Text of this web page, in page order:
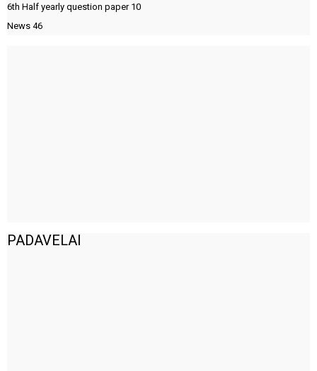
6th Half yearly question paper 10
News 46
PADAVELAI